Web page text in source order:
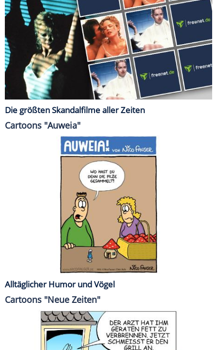
Die größten Skandalfilme aller Zeiten
Cartoons "Auweia"
Alltäglicher Humor und Vögel
Cartoons "Neue Zeiten"